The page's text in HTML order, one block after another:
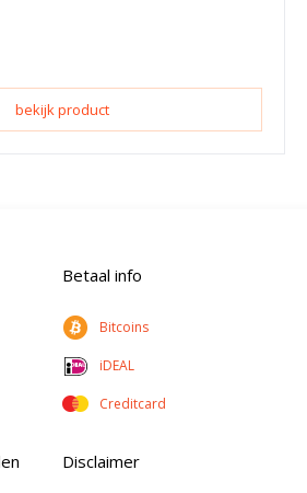
bekijk product
Betaal info
Bitcoins
iDEAL
Creditcard
Disclaimer